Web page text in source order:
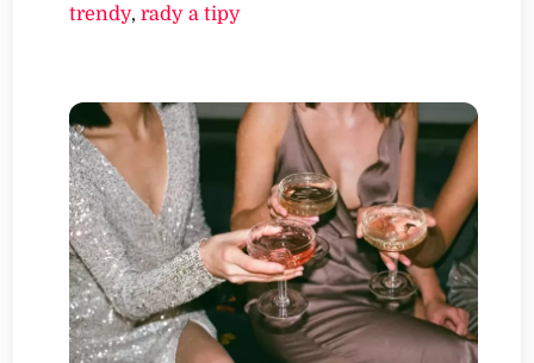
trendy,rady a tipy